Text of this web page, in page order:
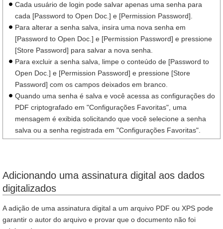
Cada usuário de login pode salvar apenas uma senha para
cada [Password to Open Doc.] e [Permission Password].
Para alterar a senha salva, insira uma nova senha em
[Password to Open Doc.] e [Permission Password] e pressione
[Store Password] para salvar a nova senha.
Para excluir a senha salva, limpe o conteúdo de [Password to
Open Doc.] e [Permission Password] e pressione [Store
Password] com os campos deixados em branco.
Quando uma senha é salva e você acessa as configurações do
PDF criptografado em "Configurações Favoritas", uma
mensagem é exibida solicitando que você selecione a senha
salva ou a senha registrada em "Configurações Favoritas".
Adicionando uma assinatura digital aos dados
digitalizados
A adição de uma assinatura digital a um arquivo PDF ou XPS pode
garantir o autor do arquivo e provar que o documento não foi